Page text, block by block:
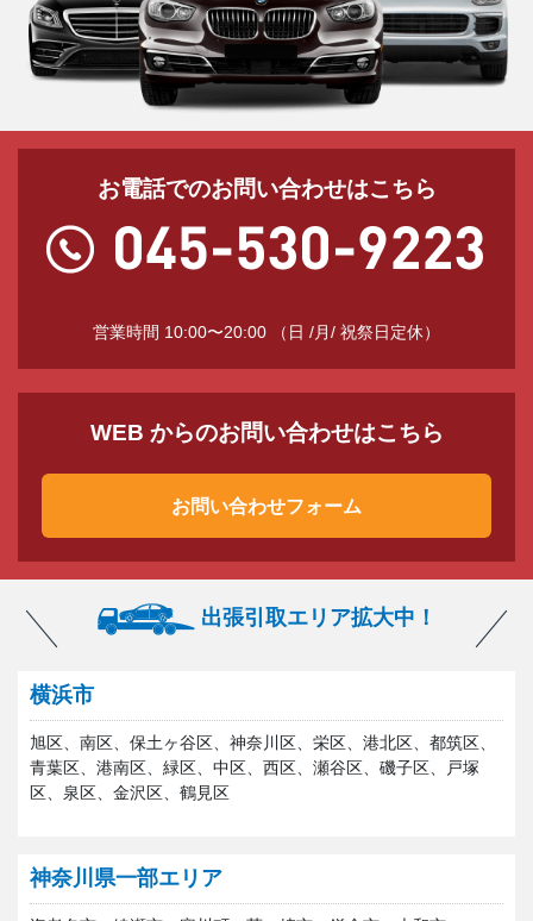
お電話でのお問い合わせはこちら
営業時間 10:00〜20:00 （日 /月/ 祝祭日定休）
WEB からのお問い合わせはこちら
お問い合わせフォーム
出張引取エリア拡大中！
横浜市
旭区、南区、保土ヶ谷区、神奈川区、栄区、港北区、都筑区、
青葉区、港南区、緑区、中区、西区、瀬谷区、磯子区、戸塚
区、泉区、金沢区、鶴見区
神奈川県一部エリア